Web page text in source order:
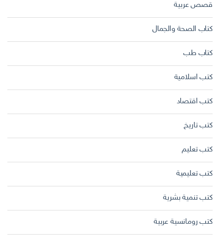
قصص عربية
كتاب الصحة والجمال
كتاب طب
كتب اسلامية
كتب اقتصاد
كتب تاريخ
كتب تعليم
كتب تعليمية
كتب تنمية بشرية
كتب رومانسية عربية